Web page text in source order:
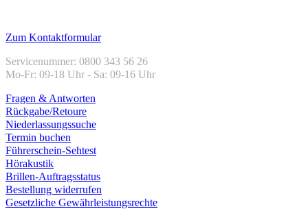
Zum Kontaktformular
Servicenummer: 0800 343 56 26
Mo-Fr: 09-18 Uhr - Sa: 09-16 Uhr
Fragen & Antworten
Rückgabe/Retoure
Niederlassungssuche
Termin buchen
Führerschein-Sehtest
Hörakustik
Brillen-Auftragsstatus
Bestellung widerrufen
Gesetzliche Gewährleistungsrechte